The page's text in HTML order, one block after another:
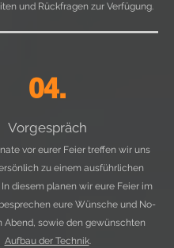
und Rückfragen zur Verfügung.
04.
Vorgespräch
vor eurer Feier treffen wir uns
zu einem ausführlichen
In diesem planen wir eure Feier im
eure Wünsche und No-
Abend, sowie den gewünschten
Aufbau der Technik.